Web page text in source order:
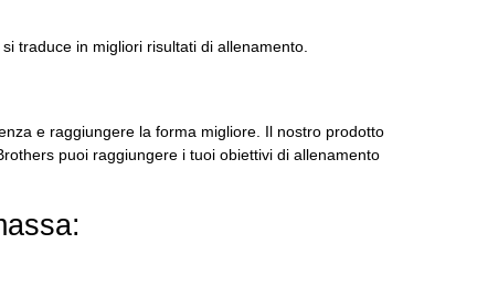
traduce in migliori risultati di allenamento.
e raggiungere la forma migliore. Il nostro prodotto
puoi raggiungere i tuoi obiettivi di allenamento